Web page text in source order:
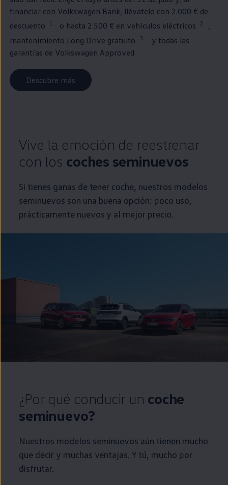
financiar con Volkswagen Bank, llévatelo con 2.000 € de
descuento
1 o hasta 2.500 € en vehículos eléctricos 2
,
mantenimiento Long Drive gratuito
3
y todas las
garantías de Volkswagen Approved.
Descubre más
Vive la emoción de reestrenar
con los coches seminuevos
Si tienes ganas de tener coche, nuestros modelos
seminuevos son una buena opción: poco uso,
prácticamente nuevos y al mejor precio.
¿Por qué conducir un coche
seminuevo?
Nuestros modelos seminuevos aún tienen mucho
que decir y muchas ventajas. Y tú, mucho por
disfrutar.